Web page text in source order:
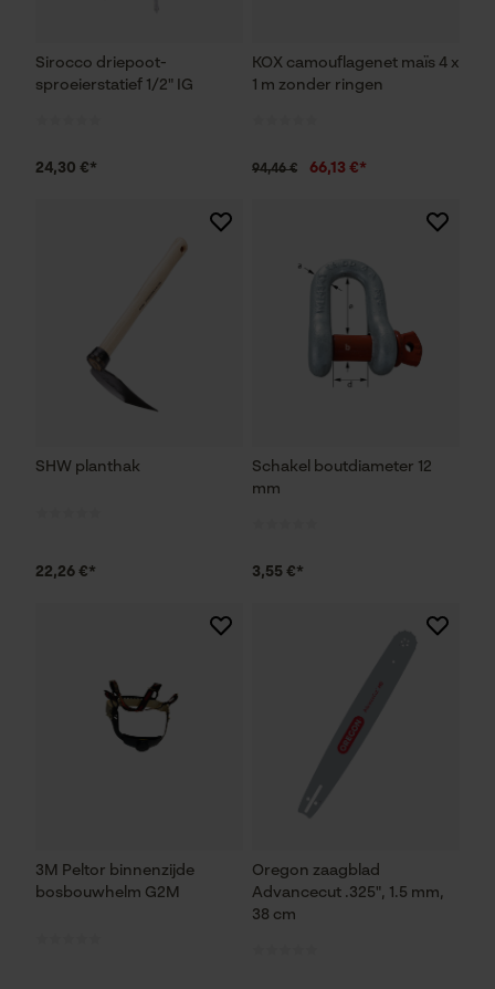
Sirocco driepoot-
sproeierstatief 1/2" IG
24,30 €*
KOX camouflagenet maïs 4 x
1 m zonder ringen
94,46 € 66,13 €*
SHW planthak
22,26 €*
Schakel boutdiameter 12
mm
3,55 €*
3M Peltor binnenzijde
bosbouwhelm G2M
Oregon zaagblad
Advancecut .325", 1.5 mm,
38 cm